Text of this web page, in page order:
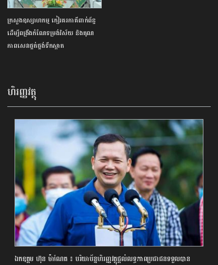
ក្រសួងឧស្សាហកម្ម កៀរគរភាគីពាក់ព័ន្ធ
ដើម្បីពង្រឹងកំណែទម្រង់វិស័យ និងគុណ
ភាពសេវាផ្គត់ផ្គង់ទឹកស្អាត
ហិរញ្ញវត្ថុ
ឯកឧត្តម ហ៊ុន ម៉ាណែត ៖ បរិយាប័ន្នហិរញ្ញវត្ថុផ្តល់លទ្ធភាពប្រជាជនទទួលបាន